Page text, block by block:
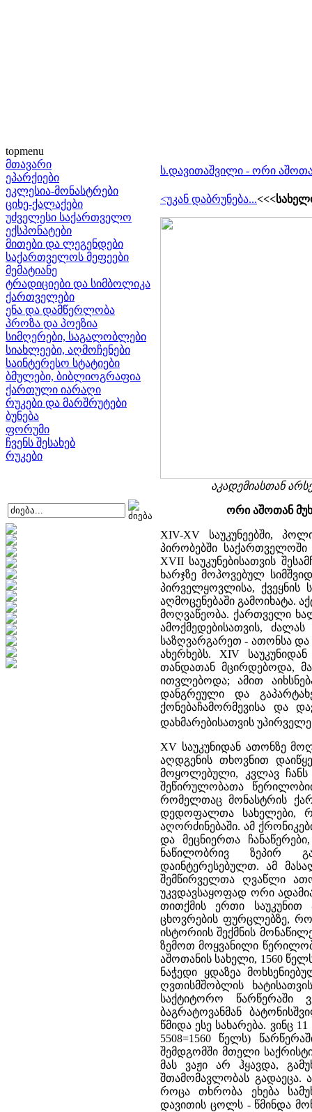
topmenu
მთავარი
ეპარქიები
ეკლესია-მონასტრები
ციხე-ქალაქები
უძველესი საქართველო
ექსპონატები
მითები და ლეგენდები
საქართველოს მეფეები
მემატიანე
ტრადიციები და სიმბოლიკა
ქართველები
ენა და დამწერლობა
პროზა და პოეზია
სიმღერები, საგალობლები
სიახლეები, აღმოჩენები
საინტერესო სტატიები
ბმულები, ბიბლიოგრაფია
ქართული იარაღი
რუკები და მარშრუტები
ბუნება
ფორუმი
ჩვენს შესახებ
რუკები
ს.დავითაშვილი - ორი
<უკან დაბრუნება...
აკადემიასთან
ორი აშოთან
XIV-XV საუკუნეებში,
პირობებში
XVII საუკუნებისათვის
ხარჯზე მოპოვებულ
პირველყოვლისა, ქვეყნის
აღმოცენებაში გამოიხატა.
მოღვაწეობა. ქართველი
ამოქმედებისათვის,
საზღვარგარეთ - ათონსა და
ახერხებს. XIV
თანდათან მცირდებოდა,
ითვლებოდა; ამით
დანგრეული და
ქონებაჩამორმევისა და
დახმარებისათვის
XV საუკუნიდან ათონზე
აღდგენის თხოვნით
მოყოლებული, კვლავ
შეწირულობათა
რომელთაც მონასტრის
დედოფალთა სახელები,
აღორძინებაში. ამ
და მეცნიერთა
ნაწილობრივ ზეპირ
დაინტერესებულთ. ამ
შემწირველთა ღვაწლი
უკვდავსაყოფად ორი
თითქმის ერთი
ცხოვრების ფურცლებზე,
ისტორიის შექმნის
ზემოთ მოყვანილი
აშოთანის სახელი, 1560
ნაჭედი ყდაზეა
ღვთისმშობლის
საქტიტორო წარწერაში
ბაგრატოვანმან
წმიდა ესე სახარება. ვინც
5508=1560 წელს)
შემდგომში მთელი
მას ვაჟი არ ჰყავდა,
შთამომავლობას გადაეცა.
როცა თხრობა ეხება
დავითის ცოლს - წმინდა